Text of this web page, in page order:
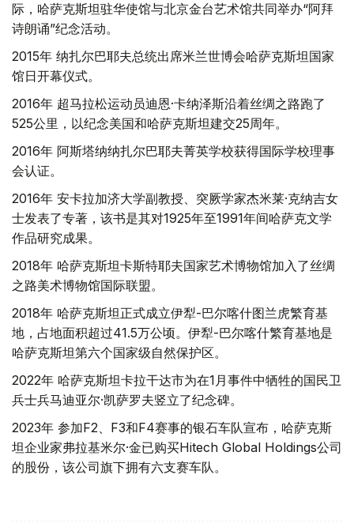
际，哈萨克斯坦驻华使馆与北京金台艺术馆共同举办“阿拜
诗朗诵”纪念活动。
2015年 纳扎尔巴耶夫总统出席米兰世博会哈萨克斯坦国家
馆日开幕仪式。
2016年 超马拉松运动员迪恩·卡纳泽斯沿着丝绸之路跑了
525公里，以纪念美国和哈萨克斯坦建交25周年。
2016年 阿斯塔纳纳扎尔巴耶夫菁英学校获得国际学校理事
会认证。
2016年 安卡拉加济大学副教授、突厥学家杰米莱·克纳吉女
士发表了专著，该书是其对1925年至1991年间哈萨克文学
作品研究成果。
2018年 哈萨克斯坦卡斯特耶夫国家艺术博物馆加入了丝绸
之路美术博物馆国际联盟。
2018年 哈萨克斯坦正式成立伊犁-巴尔喀什图兰虎繁育基
地，占地面积超过41.5万公顷。伊犁-巴尔喀什繁育基地是
哈萨克斯坦第六个国家级自然保护区。
2022年 哈萨克斯坦卡拉干达市为在1月事件中牺牲的国民卫
兵士兵马迪亚尔·凯萨罗夫竖立了纪念碑。
2023年 参加F2、F3和F4赛事的银石车队宣布，哈萨克斯
坦企业家弗拉基米尔·金已购买Hitech Global Holdings公司
的股份，该公司旗下拥有六支赛车队。